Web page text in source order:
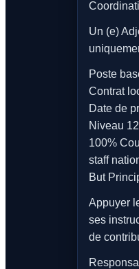
Un (e)
Poste
Contrat
Date de
Niveau
100%
staff
But
Appuyer
ses
de